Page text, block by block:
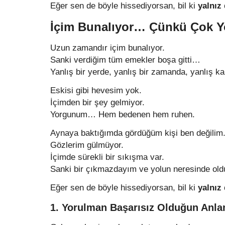
Eğer sen de böyle hissediyorsan, bil ki
İçim Bunalıyor… Çünkü Çok
Uzun zamandır içim bunalıyor.
Sanki verdiğim tüm emekler boşa gitti…
Yanlış bir yerde, yanlış bir zamanda, yanlış
Eskisi gibi hevesim yok.
İçimden bir şey gelmiyor.
Yorgunum… Hem bedenen hem ruhen.
Aynaya baktığımda gördüğüm kişi ben değilim.
Gözlerim gülmüyor.
İçimde sürekli bir sıkışma var.
Sanki bir çıkmazdayım ve yolun neresinde
Eğer sen de böyle hissediyorsan, bil ki
1. Yorulman Başarısız Olduğun